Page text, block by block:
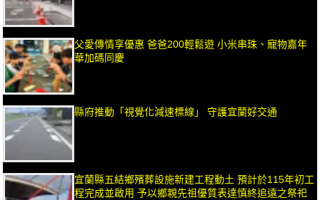
父愛傳情享優惠 爸爸200輕鬆遊 小米串珠、寵物嘉年
華加碼同慶
縣府推動「視覺化減速標線」 守護宜蘭好交通
宜蘭縣五結鄉殯葬設施新建工程動土 預計於115年初工
程完成並啟用 予以鄉親先祖優質表達慎終追遠之祭祀